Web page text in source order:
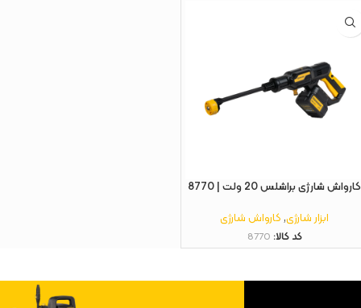
کارواش شارژی براشلس 20 ولت | 8770
ابزار شارژی,کارواش شارژی
کد کالا: 8770